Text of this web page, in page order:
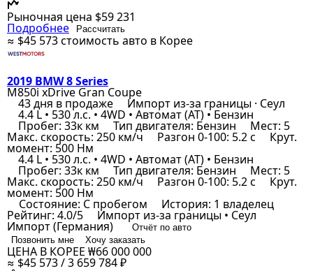
Рыночная цена $59 231
Подробнее Рассчитать
≈ $45 573стоимость авто в Корее
2019 BMW 8 Series
M850i xDrive Gran Coupe
43 дня в продаже Импорт из-за границы · Сеул
4.4 L • 530 л.с. • 4WD • Автомат (AT) • Бензин
Пробег: 33к км Тип двигателя: Бензин Мест: 5
Макс. скорость: 250 км/ч Разгон 0-100: 5.2 с Крут.
момент: 500 Нм
4.4 L • 530 л.с. • 4WD • Автомат (AT) • Бензин
Пробег: 33к км Тип двигателя: Бензин Мест: 5
Макс. скорость: 250 км/ч Разгон 0-100: 5.2 с Крут.
момент: 500 Нм
Состояние: С пробегом История: 1 владелец
Рейтинг: 4.0/5 Импорт из-за границы • Сеул
Импорт (Германия)
Отчёт по авто
Позвонить мне
Хочу заказать
ЦЕНА В КОРЕЕ ₩66 000 000
≈ $45 573 / 3 659 784 ₽